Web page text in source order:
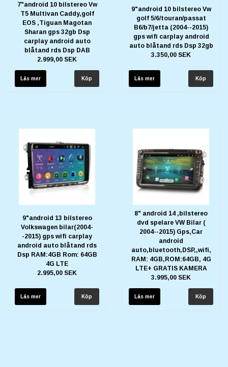
7"android 10 bilstereo Vw
T5 Multivan Caddy,golf
EOS ,Tiguan Magotan
Sharan gps 32gb Dsp
carplay android auto
blåtand rds Dsp DAB
2.999,00 SEK
Läs mer
9"android 10 bilstereo Vw
golf 5/6/touran/passat
B6/b7/jetta (2004--2015)
gps wifi carplay android
auto blåtand rds Dsp 32gb
3.350,00 SEK
Läs mer
9"android 13 bilstereo
Volkswagen bilar(2004-
-2015) gps wifi carplay
android auto blåtand rds
Dsp RAM:4GB Rom: 64GB
4G LTE
2.995,00 SEK
Läs mer
8" android 14 ,bilstereo
dvd spelare VW Bilar (
2004--2015) Gps,Car
android
auto,bluetooth,DSP,,wifi,
RAM: 4GB,ROM:64GB, 4G
LTE+ GRATIS KAMERA
3.995,00 SEK
Läs mer